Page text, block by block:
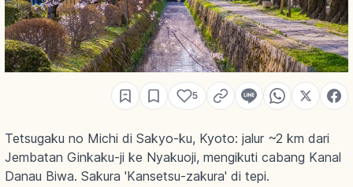
5
Tetsugaku no Michi di Sakyo-ku, Kyoto: jalur ~2 km dari
Jembatan Ginkaku-ji ke Nyakuoji, mengikuti cabang Kanal
Danau Biwa. Sakura 'Kansetsu-zakura' di tepi.